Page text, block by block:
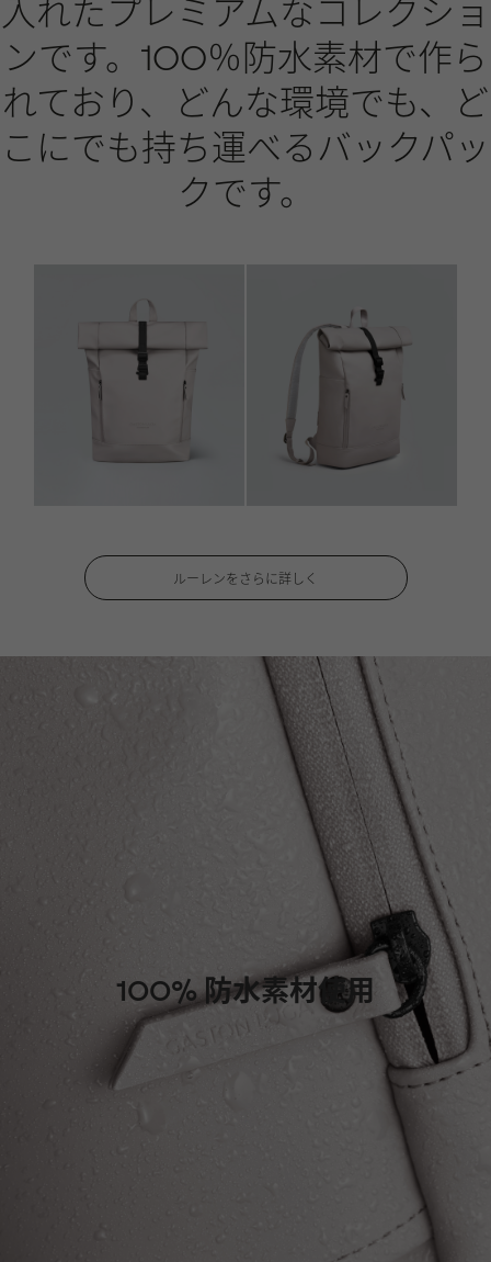
入れたプレミアムなコレクショ
ンです。100％防水素材で作ら
れており、どんな環境でも、ど
こにでも持ち運べるバックパッ
クです。
ルーレンをさらに詳しく
100% 防水素材使用